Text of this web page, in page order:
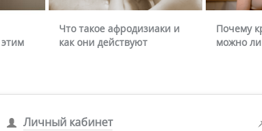
Что такое афродизиаки и
как они действуют
Почему
можно ли
Личный кабинет